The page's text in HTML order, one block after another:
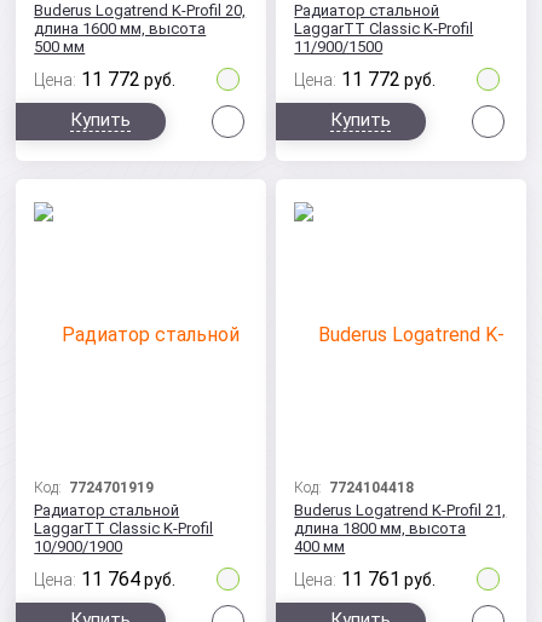
Buderus Logatrend K-Profil 20,
длина 1600 мм, высота
500 мм
Цена: 11 772 руб.
Купить
Радиатор стальной
LaggarTT Classic K-Profil
11/900/1500
Цена: 11 772 руб.
Купить
Код: 7724701919
Радиатор стальной
LaggarTT Classic K-Profil
10/900/1900
Цена: 11 764 руб.
Код: 7724104418
Buderus Logatrend K-Profil 21,
длина 1800 мм, высота
400 мм
Цена: 11 761 руб.